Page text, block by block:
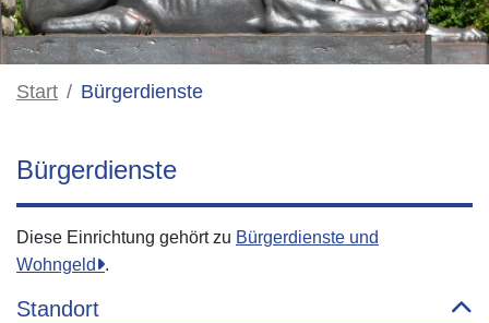
Start Bürgerdienste
Bürgerdienste
Diese Einrichtung gehört zu Bürgerdienste und
Wohngeld
.
Standort